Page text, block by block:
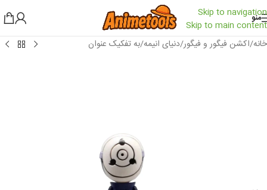
Skip to navigation
Skip to main content
منو
خانه/اکشن فیگور و فیگور/دنیای انیمه/به تفکیک عنوان